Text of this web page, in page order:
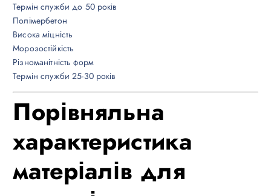
Термін служби до 50 років
Полімербетон
Висока міцність
Морозостійкість
Різноманітність форм
Термін служби 25-30 років
Порівняльна
характеристика
матеріалів для